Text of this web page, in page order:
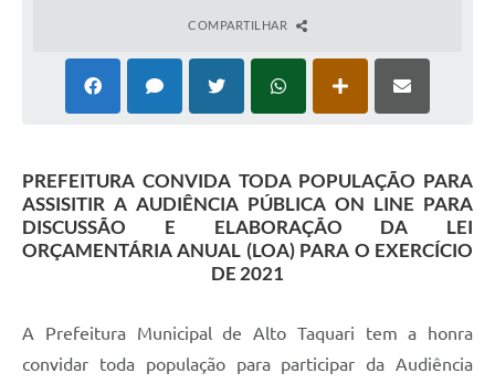
COMPARTILHAR
PREFEITURA CONVIDA TODA POPULAÇÃO PARA
ASSISITIR A AUDIÊNCIA PÚBLICA ON LINE PARA
DISCUSSÃO E ELABORAÇÃO DA LEI
ORÇAMENTÁRIA ANUAL (LOA) PARA O EXERCÍCIO
DE 2021
A Prefeitura Municipal de Alto Taquari tem a honra
convidar toda população para participar da Audiência